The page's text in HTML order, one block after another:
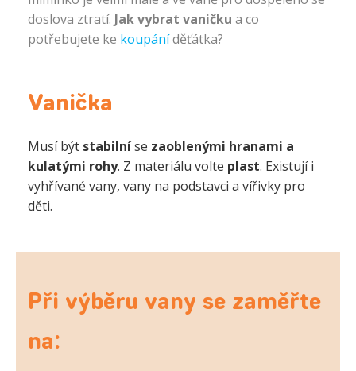
doslova ztratí. Jak vybrat vaničku a co
potřebujete ke koupáníděťátka?
Vanička
Musí být stabilníse zaoblenými hranami a
kulatými rohy. Z materiálu volte plast. Existují i
vyhřívané vany, vany na podstavci a vířivky pro
děti.
Při výběru vany se zaměřte
na: